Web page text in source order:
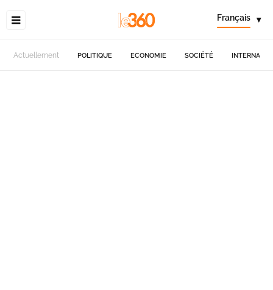
Français ▾
Actuellement POLITIQUE ECONOMIE SOCIÉTÉ